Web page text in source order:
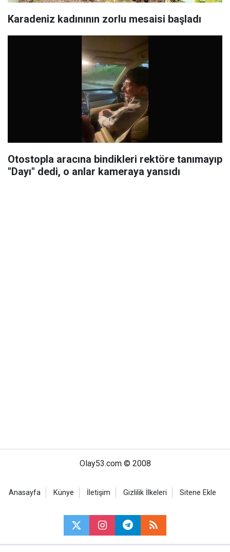
Karadeniz kadınının zorlu mesaisi başladı
Otostopla aracına bindikleri rektöre tanımayıp
"Dayı" dedi, o anlar kameraya yansıdı
Olay53.com © 2008
Anasayfa Künye İletişim Gizlilik İlkeleri Sitene Ekle